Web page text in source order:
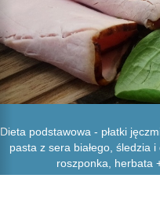
Dieta podstawowa - płatki
pasta z sera białego, śledzia
roszponka, herbata